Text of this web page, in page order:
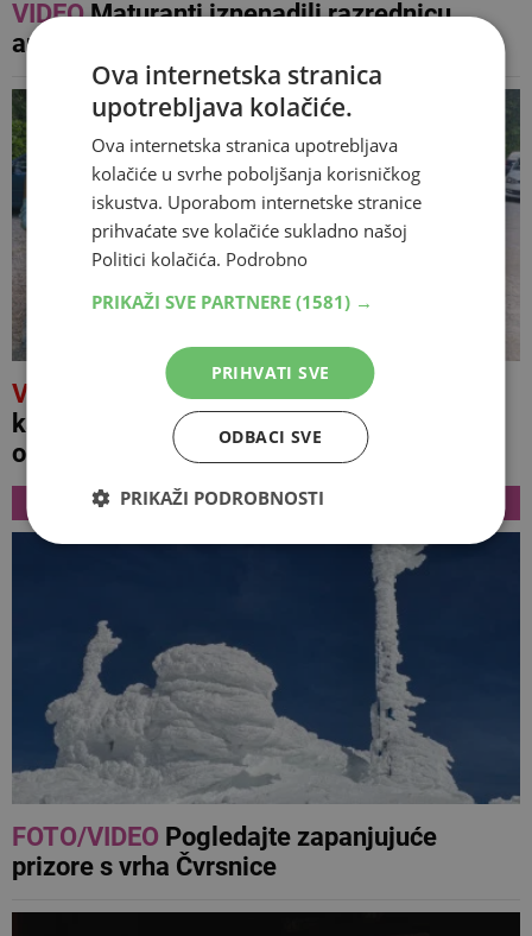
VIDEOMaturanti iznenadili razrednicu
automobilom, pogledajte njezinu reakciju
VIDEO
Tajno joj uzeli automobil i vratili ga
kao novog: Priča maturanata iz Mostara
oduševila regiju
NAJNOVIJE
FOTO/VIDEOPogledajte zapanjujuće
prizore s vrha Čvrsnice
Ova internetska stranica
upotrebljava kolačiće.
Ova internetska stranica upotrebljava
kolačiće u svrhe poboljšanja korisničkog
iskustva. Uporabom internetske stranice
prihvaćate sve kolačiće sukladno našoj
Politici kolačića. Podrobno
PRIKAŽI SVE PARTNERE (1581) →
PRIHVATI SVE
ODBACI SVE
PRIKAŽI PODROBNOSTI